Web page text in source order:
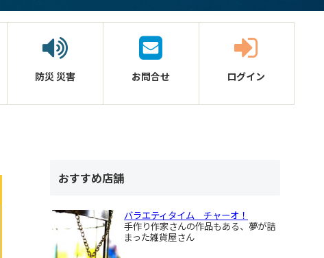
防災災害 お問合せ ログイン
おすすめ店舗
バラエティタイム チャーオ！
手作り作家さんの作品もある、夢が詰
まった雑貨屋さん